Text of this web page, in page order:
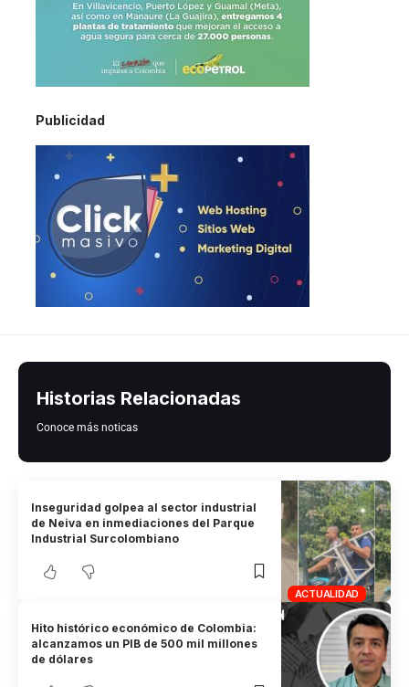
Publicidad
Historias Relacionadas
Conoce más noticas
ACTUALIDAD
Inseguridad golpea al sector industrial
de Neiva en inmediaciones del Parque
Industrial Surcolombiano
Hito histórico económico de Colombia:
alcanzamos un PIB de 500 mil millones
de dólares